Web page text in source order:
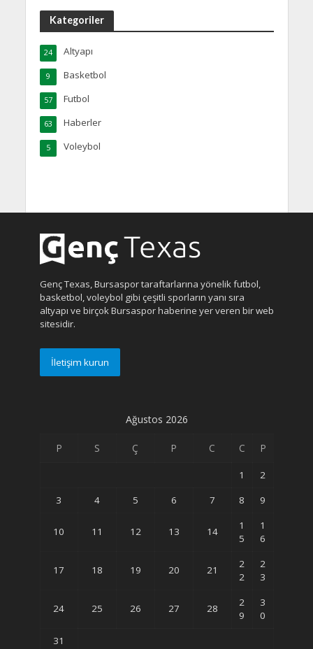
Kategoriler
Altyapı
24
Basketbol
9
Futbol
57
Haberler
63
Voleybol
5
Genç Texas, Bursaspor taraftarlarına yönelik futbol,
basketbol, voleybol gibi çeşitli sporların yanı sıra
altyapı ve birçok Bursaspor haberine yer veren bir web
sitesidir.
İletişim kurun
Ağustos 2026
P S Ç P C C P
1
2
3
4 5 6 7 8 9
10 11 12 13 14
1
5
1
6
17 18 19 20 21
2
2
2
3
24 25 26 27 28
2
9
3
0
31